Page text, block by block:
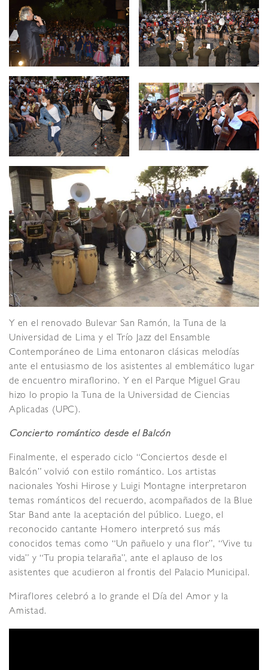
Y en el renovado Bulevar San Ramón, la Tuna de la
Universidad de Lima y el Trío Jazz del Ensamble
Contemporáneo de Lima entonaron clásicas melodías
ante el entusiasmo de los asistentes al emblemático lugar
de encuentro miraflorino. Y en el Parque Miguel Grau
hizo lo propio la Tuna de la Universidad de Ciencias
Aplicadas (UPC).
Concierto romántico desde el Balcón
Finalmente, el esperado ciclo “Conciertos desde el
Balcón” volvió con estilo romántico. Los artistas
nacionales Yoshi Hirose y Luigi Montagne interpretaron
temas románticos del recuerdo, acompañados de la Blue
Star Band ante la aceptación del público. Luego, el
reconocido cantante Homero interpretó sus más
conocidos temas como “Un pañuelo y una flor”, “Vive tu
vida” y “Tu propia telaraña”, ante el aplauso de los
asistentes que acudieron al frontis del Palacio Municipal.
Miraflores celebró a lo grande el Día del Amor y la
Amistad.